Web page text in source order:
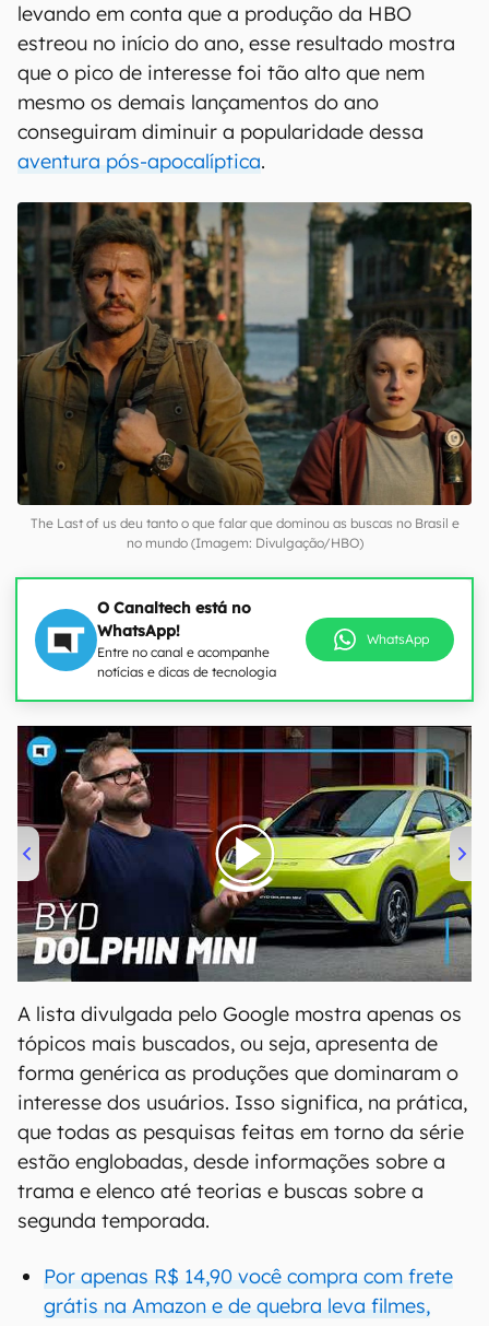
levando em conta que a produção da HBO
estreou no início do ano, esse resultado mostra
que o pico de interesse foi tão alto que nem
mesmo os demais lançamentos do ano
conseguiram diminuir a popularidade dessa
aventura pós-apocalíptica.
The Last of us deu tanto o que falar que dominou as buscas no Brasil e
no mundo (Imagem: Divulgação/HBO)
O Canaltech está no
WhatsApp!
Entre no canal e acompanhe
notícias e dicas de tecnologia
WhatsApp
00:00/04:07
A lista divulgada pelo Google mostra apenas os
tópicos mais buscados, ou seja, apresenta de
forma genérica as produções que dominaram o
interesse dos usuários. Isso significa, na prática,
que todas as pesquisas feitas em torno da série
estão englobadas, desde informações sobre a
trama e elenco até teorias e buscas sobre a
segunda temporada.
Por apenas R$ 14,90 você compra com frete
grátis na Amazon e de quebra leva filmes,